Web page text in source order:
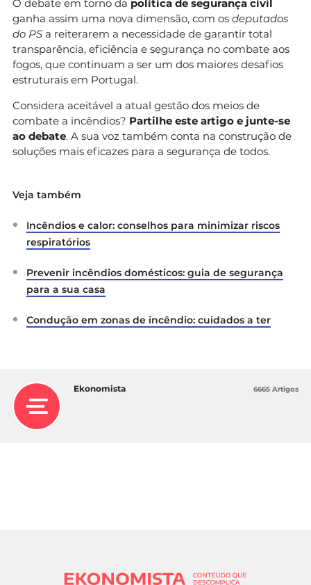
O debate em torno da política de segurança civil
ganha assim uma nova dimensão, com os deputados
do PS a reiterarem a necessidade de garantir total
transparência, eficiência e segurança no combate aos
fogos, que continuam a ser um dos maiores desafios
estruturais em Portugal.
Considera aceitável a atual gestão dos meios de
combate a incêndios? Partilhe este artigo e junte-se
ao debate. A sua voz também conta na construção de
soluções mais eficazes para a segurança de todos.
Veja também
Incêndios e calor: conselhos para minimizar riscos
respiratórios
Prevenir incêndios domésticos: guia de segurança
para a sua casa
Condução em zonas de incêndio: cuidados a ter
Ekonomista 6665 Artigos